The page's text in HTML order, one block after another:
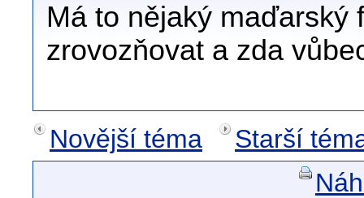
Má to nějaký maďarský
zrovozňovat a zda
Novější téma
Starší